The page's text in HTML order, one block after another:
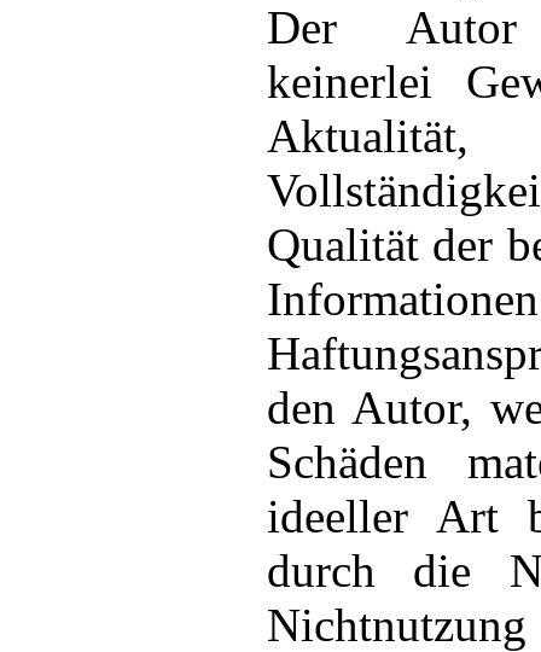
Der Autor
keinerlei
Aktualität,
Qualität der
den Autor,
Schäden
ideeller Art
durch die